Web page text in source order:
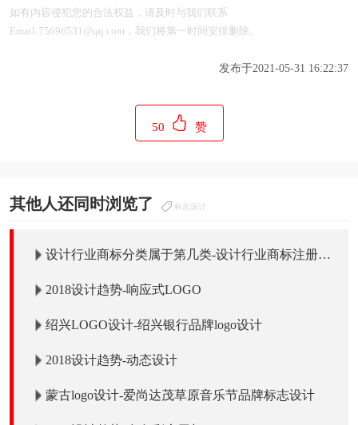
如有内容侵犯您的合法权益，请及时与我们联系
Email:75696531@qq.com，我们将第一时间安排删除。
发布于2021-05-31 16:22:37
50 赞
其他人还同时浏览了 标志设计
设计行业商标分类属于第几类-设计行业商标注册属
2018设计趋势-响应式LOGO
绍兴LOGO设计-绍兴银行品牌logo设计
2018设计趋势-动态设计
蒙古logo设计-爱尚达茂草原音乐节品牌标志设计